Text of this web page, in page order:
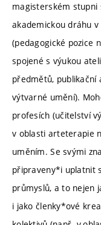
magisterském
akademickou dráhu
(pedagogické pozice
spojené s výukou
předmětů, publikační
výtvarné umění).
profesích (učitelství
v oblasti arteterapie
uměním. Se svými
připraveny*i uplatnit
průmyslů, a to nejen
i jako členky*ové